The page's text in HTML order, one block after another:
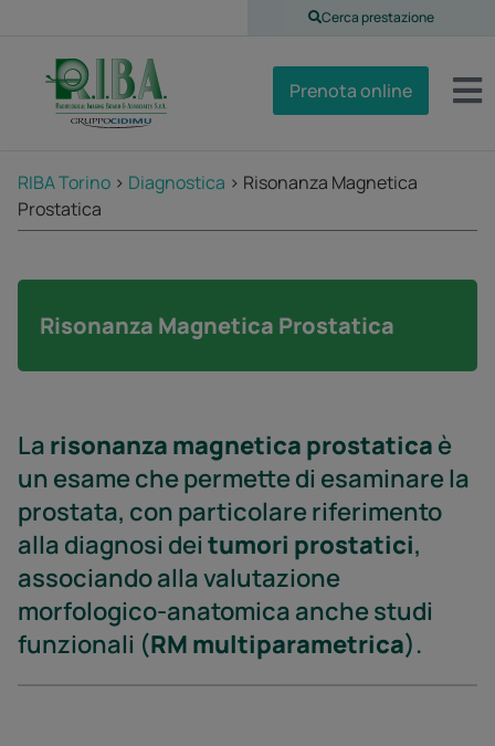
Cerca prestazione
Prenota online
RIBA Torino > Diagnostica > Risonanza Magnetica
Prostatica
Risonanza Magnetica Prostatica
La risonanza magnetica prostatica è
un esame che permette di esaminare la
prostata, con particolare riferimento
alla diagnosi dei tumori prostatici,
associando alla valutazione
morfologico-anatomica anche studi
funzionali (RM multiparametrica).